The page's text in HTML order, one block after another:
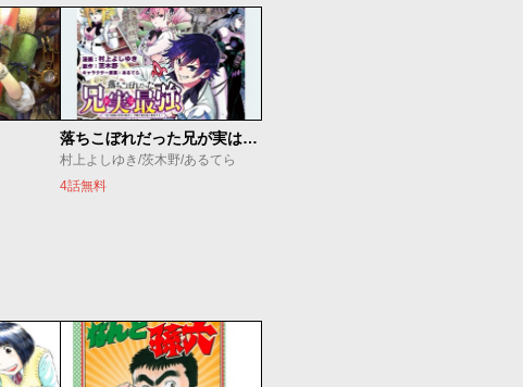
落ちこぼれだった兄が実は最強 ～史上最強の勇者は転生し、学園で無自覚に無双する～
村上よしゆき/茨木野/あるてら
4話無料